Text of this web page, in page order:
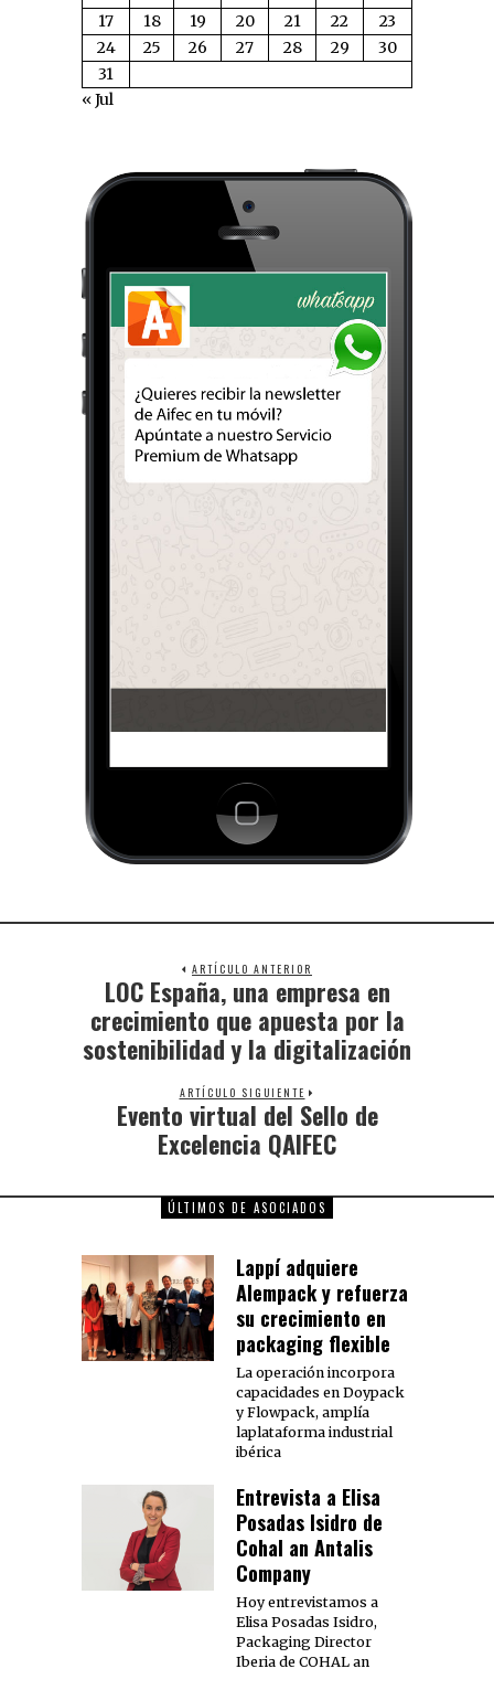
17
18 19 20 21 22
23
24
25 26 27 28 29
30
31
« Jul
ARTÍCULO ANTERIOR
LOC España, una empresa en
crecimiento que apuesta por la
sostenibilidad y la digitalización
ARTÍCULO SIGUIENTE
Evento virtual del Sello de
Excelencia QAIFEC
ÚLTIMOS DE ASOCIADOS
Lappí adquiere
Alempack y refuerza
su crecimiento en
packaging flexible
La operación incorpora
capacidades en Doypack
y Flowpack, amplía
laplataforma industrial
ibérica
Entrevista a Elisa
Posadas Isidro de
Cohal an Antalis
Company
Hoy entrevistamos a
Elisa Posadas Isidro,
Packaging Director
Iberia de COHAL an